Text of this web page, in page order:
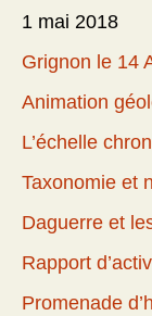
1 mai 2018
Grignon le 14
Animation
L’échelle
Taxonomie et
Daguerre et
Rapport
Promenade